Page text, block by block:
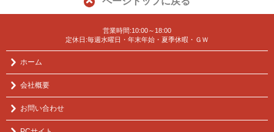
営業時間:10:00～18:00
定休日:毎週水曜日・年末年始・夏季休暇・ＧＷ
ホーム
会社概要
お問い合わせ